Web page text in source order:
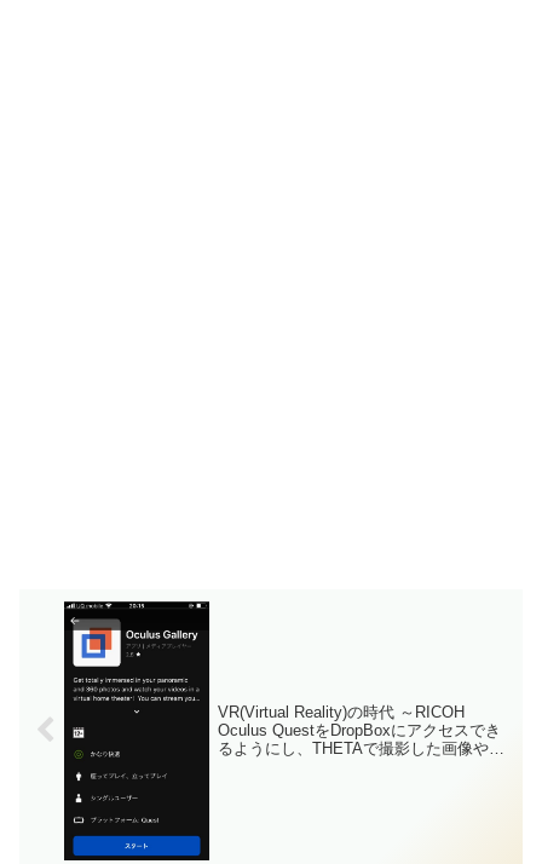
VR(Virtual Reality)の時代 ～RICOH
Oculus QuestをDropBoxにアクセスでき
るようにし、THETAで撮影した画像や動